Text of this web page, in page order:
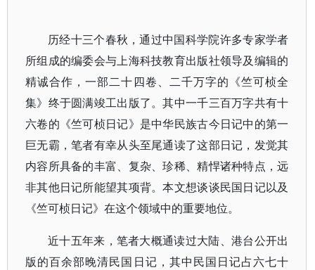
历经十三个春秋，通过中国科学院许多专家学者
所组成的编委会与上海科技教育出版社领导及编辑的
精诚合作，一部二十四卷、二千万字的《竺可桢全
集》终于圆满竣工出版了。其中一千三百万字共有十
六卷的《竺可桢日记》是中华民族古今日记中的第一
巨无霸，笔者有幸从头至尾通读了这部日记，发觉其
内容所具备的丰富、复杂、珍稀、精悍诸种特点，远
非其他日记所能望其项背。本文想谈谈民国日记以及
《竺可桢日记》在这个领域中的重要地位。
近十五年来，笔者大概通读过大陆、港台公开出
版的百余部晚清民国日记，其中民国日记占六七十